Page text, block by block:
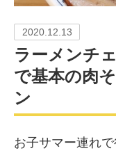
2020.12.13
ラーメンチ
で基本の肉
ン
お子サマー連れ